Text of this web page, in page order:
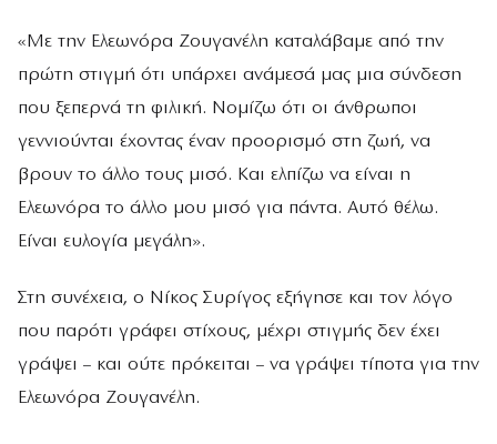
«Με την Ελεωνόρα Ζουγανέλη καταλάβαμε από την
πρώτη στιγμή ότι υπάρχει ανάμεσά μας μια σύνδεση
που ξεπερνά τη φιλική. Νομίζω ότι οι άνθρωποι
γεννιούνται έχοντας έναν προορισμό στη ζωή, να
βρουν το άλλο τους μισό. Και ελπίζω να είναι η
Ελεωνόρα το άλλο μου μισό για πάντα. Αυτό θέλω.
Είναι ευλογία μεγάλη».
Στη συνέχεια, ο Νίκος Συρίγος εξήγησε και τον λόγο
που παρότι γράφει στίχους, μέχρι στιγμής δεν έχει
γράψει – και ούτε πρόκειται – να γράψει τίποτα για την
Ελεωνόρα Ζουγανέλη.